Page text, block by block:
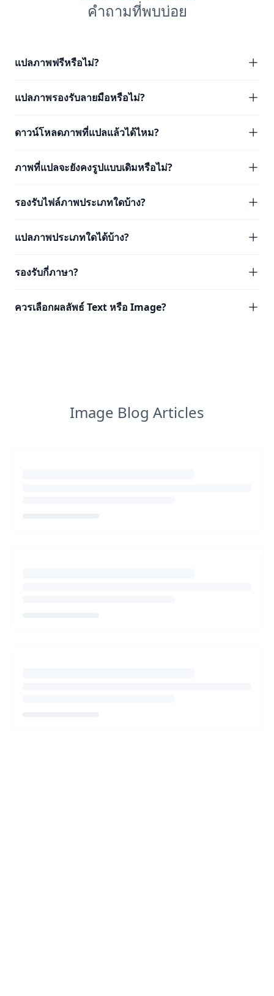
คำถามที่พบบ่อย
แปลภาพฟรีหรือไม่?
แปลภาพรองรับลายมือหรือไม่?
ดาวน์โหลดภาพที่แปลแล้วได้ไหม?
ภาพที่แปลจะยังคงรูปแบบเดิมหรือไม่?
รองรับไฟล์ภาพประเภทใดบ้าง?
แปลภาพประเภทใดได้บ้าง?
รองรับกี่ภาษา?
ควรเลือกผลลัพธ์ Text หรือ Image?
Image Blog Articles